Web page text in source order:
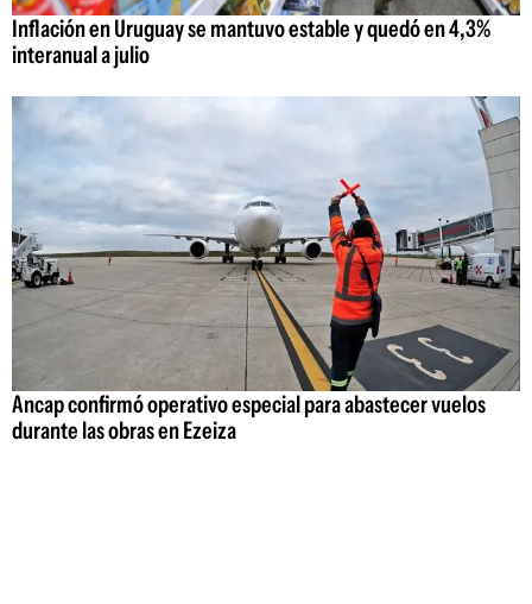
Inflación en Uruguay se mantuvo estable y quedó en 4,3%
interanual a julio
Ancap confirmó operativo especial para abastecer vuelos
durante las obras en Ezeiza